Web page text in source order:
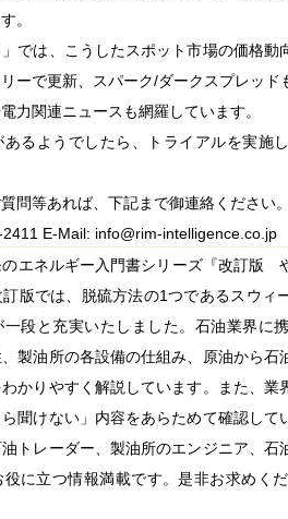
。
」では、こうしたスポット市場の価格
ーで更新、スパーク/ダークスプレッド
力関連ニュースも網羅しています。
るようでしたら、トライアルを実施
問等あれば、下記まで御連絡ください。
2411 E-Mail: info@rim-intelligence.co.jp
のエネルギー入門書シリーズ『改訂版
版では、脱硫方法の1つであるスウィ
一段と充実いたしました。石油業界に
製油所の各設備の仕組み、原油から石
かりやすく解説しています。また、業
聞けない」内容をあらためて確認して
トレーダー、製油所のエンジニア、石
役に立つ情報満載です。是非お求めく